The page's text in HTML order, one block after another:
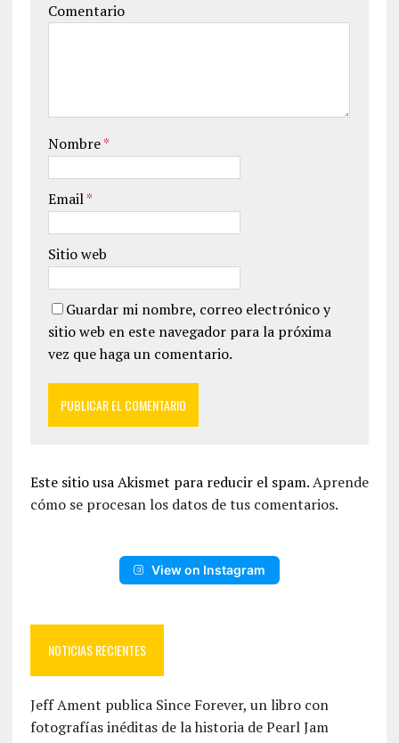
Comentario
Nombre*
Email*
Sitio web
Guardar mi nombre, correo electrónico y
sitio web en este navegador para la próxima
vez que haga un comentario.
Este sitio usa Akismet para reducir el spam.Aprende
cómo se procesan los datos de tus comentarios.
View on Instagram
NOTICIAS RECIENTES
Jeff Ament publica Since Forever, un libro con
fotografías inéditas de la historia de Pearl Jam